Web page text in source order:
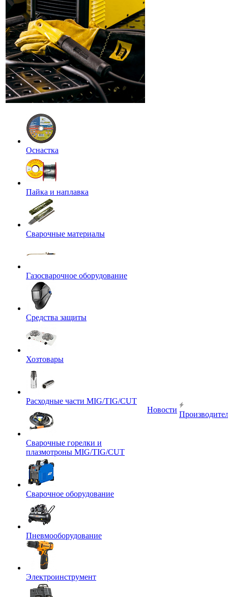
Оснастка
Пайка и наплавка
Сварочные материалы
Газосварочное оборудование
Средства защиты
Хозтовары
Расходные части MIG/TIG/CUT
Сварочные горелки и
плазмотроны MIG/TIG/CUT
Сварочное оборудование
Пневмооборудование
Электроинструмент
Новости